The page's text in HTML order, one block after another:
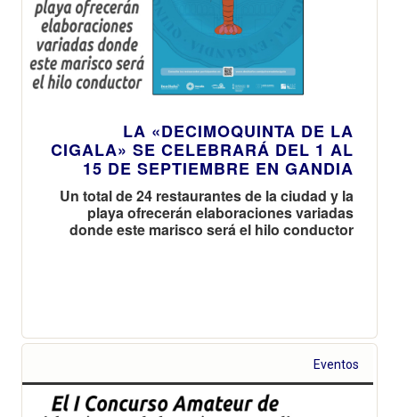
LA «DECIMOQUINTA DE LA
CIGALA» SE CELEBRARÁ DEL 1 AL
15 DE SEPTIEMBRE EN GANDIA
Un total de 24 restaurantes de la ciudad y la
playa ofrecerán elaboraciones variadas
donde este marisco será el hilo conductor
Eventos